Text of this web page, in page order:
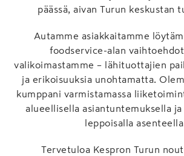
päässä, aivan Turun keskustan
Autamme asiakkaitamme
foodservice-alan
valikoimastamme – lähituottajien
ja erikoisuuksia unohtamatta.
kumppani varmistamassa
alueellisella asiantuntemuksella ja
leppoisalla asenteella.
Tervetuloa Kespron Turun